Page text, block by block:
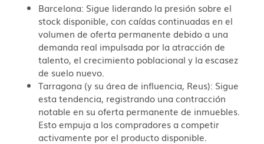
Barcelona: Sigue liderando la presión sobre el
stock disponible, con caídas continuadas en el
volumen de oferta permanente debido a una
demanda real impulsada por la atracción de
talento, el crecimiento poblacional y la escasez
de suelo nuevo.
Tarragona (y su área de influencia, Reus): Sigue
esta tendencia, registrando una contracción
notable en su oferta permanente de inmuebles.
Esto empuja a los compradores a competir
activamente por el producto disponible.